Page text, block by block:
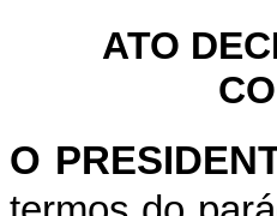
ATO
O